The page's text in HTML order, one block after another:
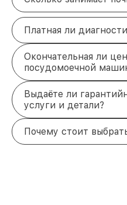
Платная ли
Окончательная ли
посудомоечной
Выдаёте ли
услуги и детали?
Почему стоит